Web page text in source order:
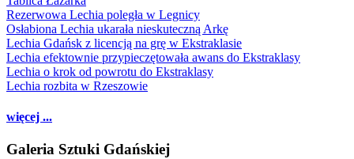
Rezerwowa Lechia poległa w Legnicy
Osłabiona Lechia ukarała nieskuteczną Arkę
Lechia Gdańsk z licencją na grę w Ekstraklasie
Lechia efektownie przypieczętowała awans do Ekstraklasy
Lechia o krok od powrotu do Ekstraklasy
Lechia rozbita w Rzeszowie
więcej ...
Galeria Sztuki Gdańskiej